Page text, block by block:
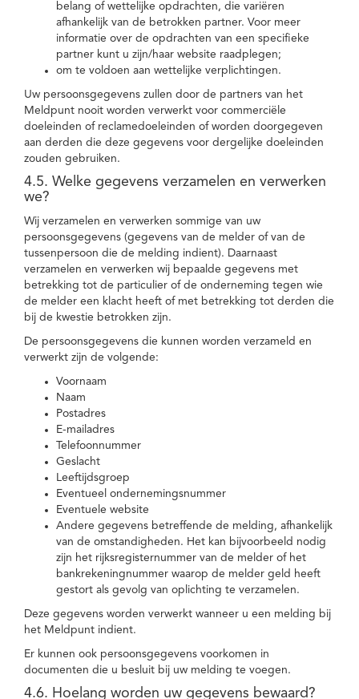
belang of wettelijke opdrachten, die variëren
afhankelijk van de betrokken partner. Voor meer
informatie over de opdrachten van een specifieke
partner kunt u zijn/haar website raadplegen;
om te voldoen aan wettelijke verplichtingen.
Uw persoonsgegevens zullen door de partners van het
Meldpunt nooit worden verwerkt voor commerciële
doeleinden of reclamedoeleinden of worden doorgegeven
aan derden die deze gegevens voor dergelijke doeleinden
zouden gebruiken.
4.5. Welke gegevens verzamelen en verwerken
we?
Wij verzamelen en verwerken sommige van uw
persoonsgegevens (gegevens van de melder of van de
tussenpersoon die de melding indient). Daarnaast
verzamelen en verwerken wij bepaalde gegevens met
betrekking tot de particulier of de onderneming tegen wie
de melder een klacht heeft of met betrekking tot derden die
bij de kwestie betrokken zijn.
De persoonsgegevens die kunnen worden verzameld en
verwerkt zijn de volgende:
Voornaam
Naam
Postadres
E-mailadres
Telefoonnummer
Geslacht
Leeftijdsgroep
Eventueel ondernemingsnummer
Eventuele website
Andere gegevens betreffende de melding, afhankelijk
van de omstandigheden. Het kan bijvoorbeeld nodig
zijn het rijksregisternummer van de melder of het
bankrekeningnummer waarop de melder geld heeft
gestort als gevolg van oplichting te verzamelen.
Deze gegevens worden verwerkt wanneer u een melding bij
het Meldpunt indient.
Er kunnen ook persoonsgegevens voorkomen in
documenten die u besluit bij uw melding te voegen.
4.6. Hoelang worden uw gegevens bewaard?